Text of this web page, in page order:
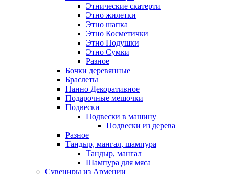
Этнические скатерти
Этно жилетки
Этно шапка
Этно Косметички
Этно Подушки
Этно Сумки
Разное
Бочки деревянные
Браслеты
Панно Декоративное
Подарочные мешочки
Подвески
Подвески в машину
Подвески из дерева
Разное
Тандыр, мангал, шампура
Тандыр, мангал
Шампура для мяса
Сувениры из Армении